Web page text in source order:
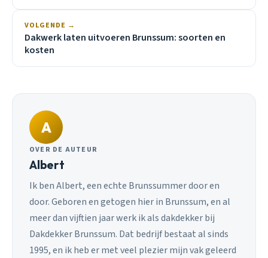
VOLGENDE →
Dakwerk laten uitvoeren Brunssum: soorten en
kosten
A
OVER DE AUTEUR
Albert
Ik ben Albert, een echte Brunssummer door en
door. Geboren en getogen hier in Brunssum, en al
meer dan vijftien jaar werk ik als dakdekker bij
Dakdekker Brunssum. Dat bedrijf bestaat al sinds
1995, en ik heb er met veel plezier mijn vak geleerd